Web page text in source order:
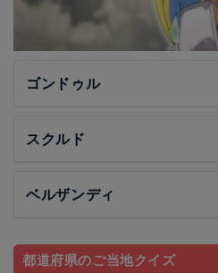
ゴンドゥル
スクルド
ベルザンディ
都道府県のご当地クイズ